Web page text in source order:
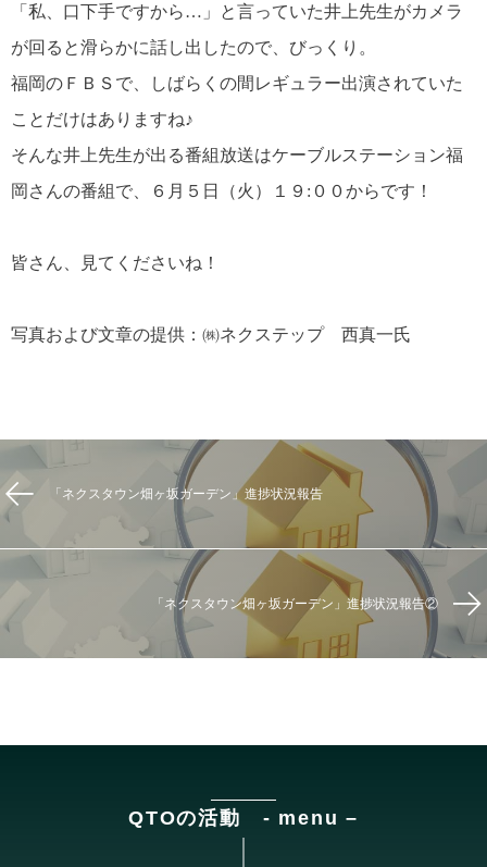
「私、口下手ですから…」と言っていた井上先生がカメラ
が回ると滑らかに話し出したので、びっくり。
福岡のＦＢＳで、しばらくの間レギュラー出演されていた
ことだけはありますね♪
そんな井上先生が出る番組放送はケーブルステーション福
岡さんの番組で、６月５日（火）１９:００からです！
皆さん、見てくださいね！
写真および文章の提供：㈱ネクステップ 西真一氏
「ネクスタウン畑ヶ坂ガーデン」進捗状況報告
「ネクスタウン畑ヶ坂ガーデン」進捗状況報告②
QTOの活動 - menu –